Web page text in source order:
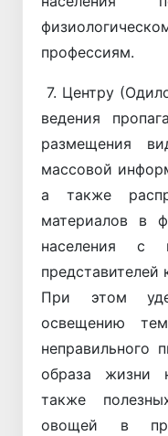
профессиям.
7. Центру
ведения
размещения
массовой
а также
материалов в
населения с
представителей
При этом
освещению
неправильного
образа жизни
также
овощей в